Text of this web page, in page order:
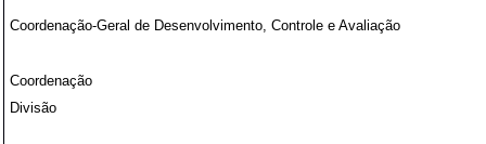
Coordenação-Geral de Desenvolvimento, Controle e Avaliação
Coordenação
Divisão